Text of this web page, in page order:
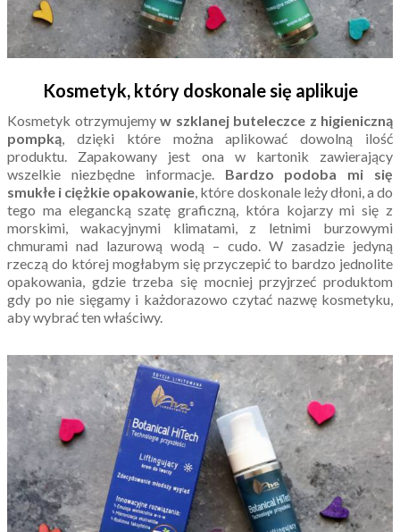
Kosmetyk, który doskonale się aplikuje
Kosmetyk otrzymujemy w szklanej buteleczce z higieniczną
pompką , dzięki które można aplikować dowolną ilość
produktu. Zapakowany jest ona w kartonik zawierający
wszelkie niezbędne informacje. Bardzo podoba mi się
smukłe i ciężkie opakowanie , które doskonale leży dłoni, a do
tego ma elegancką szatę graficzną, która kojarzy mi się z
morskimi, wakacyjnymi klimatami, z letnimi burzowymi
chmurami nad lazurową wodą – cudo. W zasadzie jedyną
rzeczą do której mogłabym się przyczepić to bardzo jednolite
opakowania, gdzie trzeba się mocniej przyjrzeć produktom
gdy po nie sięgamy i każdorazowo czytać nazwę kosmetyku,
aby wybrać ten właściwy.